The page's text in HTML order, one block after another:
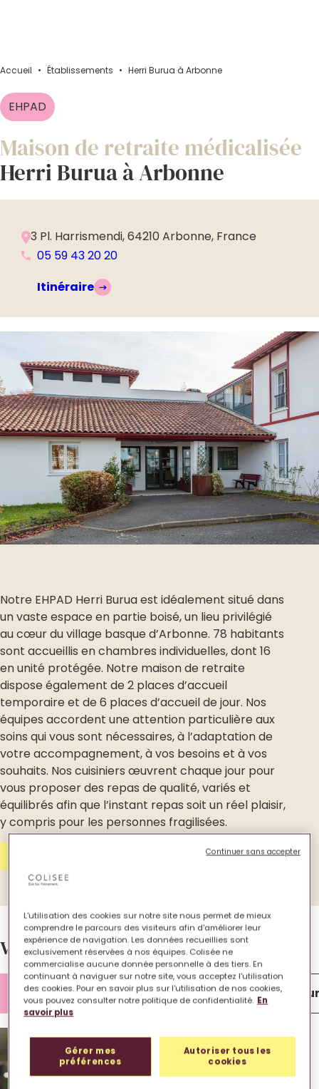
Accueil • Établissements • Herri Burua à Arbonne
EHPAD
Maison de retraite médicalisée
Herri Burua à Arbonne
3 Pl. Harrismendi, 64210 Arbonne, France
05 59 43 20 20
Itinéraire
Notre EHPAD Herri Burua est idéalement situé dans
un vaste espace en partie boisé, un lieu privilégié
au cœur du village basque d’Arbonne. 78 habitants
sont accueillis en chambres individuelles, dont 16
en unité protégée. Notre maison de retraite
dispose également de 2 places d’accueil
temporaire et de 6 places d’accueil de jour. Nos
équipes accordent une attention particulière aux
soins qui vous sont nécessaires, à l’adaptation de
votre accompagnement, à vos besoins et à vos
souhaits. Nos cuisiniers œuvrent chaque jour pour
vous proposer des repas de qualité, variés et
équilibrés afin que l’instant repas soit un réel plaisir,
y compris pour les personnes fragilisées.
Votre EHPAD en images.
Lieu de vie Chambre Extérieur
L'utilisation des cookies sur notre site nous permet de mieux
comprendre le parcours des visiteurs afin d'améliorer leur
expérience de navigation. Les données recueillies sont
exclusivement réservées à nos équipes. Colisée ne
commercialise aucune donnée personnelle à des tiers. En
continuant à naviguer sur notre site, vous acceptez l'utilisation
des cookies. Pour en savoir plus sur l'utilisation de nos cookies,
vous pouvez consulter notre politique de confidentialité. En
savoir plus
Gérer mes
préférences
Autoriser tous les
cookies
Continuer sans accepter